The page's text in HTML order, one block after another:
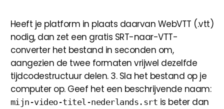
Heeft je platform in plaats daarvan WebVTT (.vtt)
nodig, dan zet een gratis SRT-naar-VTT-
converter het bestand in seconden om,
aangezien de twee formaten vrijwel dezelfde
tijdcodestructuur delen. 3. Sla het bestand op je
computer op. Geef het een beschrijvende naam:
mijn-video-titel-nederlands.srt is beter dan